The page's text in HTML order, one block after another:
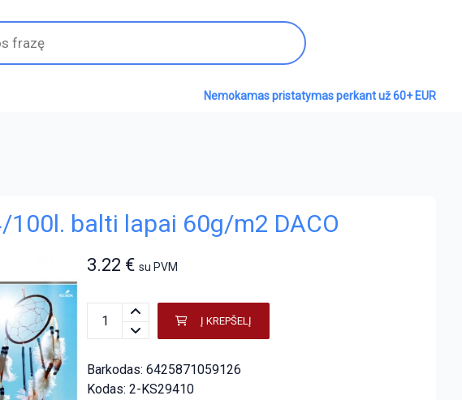
Nemokamas pristatymas perkant už 60+ EUR
balti lapai 60g/m2 DACO
3.22 € su PVM
Į KREPŠELĮ
Barkodas: 6425871059126
Kodas: 2-KS29410